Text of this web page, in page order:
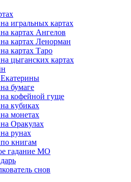
игральных картах
картах Ангелов
картах Ленорман
картах Таро
цыганских картах
бумаге
кофейной гуще
кубиках
монетах
Оракулах
рунах
книгам
гадание МО
снов